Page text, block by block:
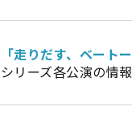
「走りだす、ベート
シリーズ各公演の情